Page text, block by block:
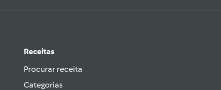
Receitas
Procurar receita
Categorias